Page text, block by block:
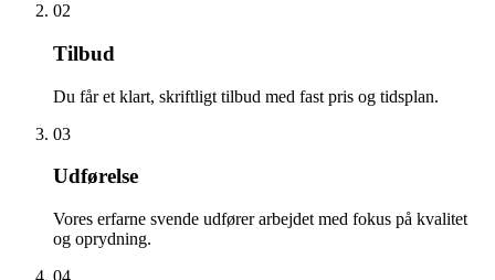
02
Tilbud
Du får et klart, skriftligt tilbud med fast pris og tidsplan.
03
Udførelse
Vores erfarne svende udfører arbejdet med fokus på kvalitet
og oprydning.
04